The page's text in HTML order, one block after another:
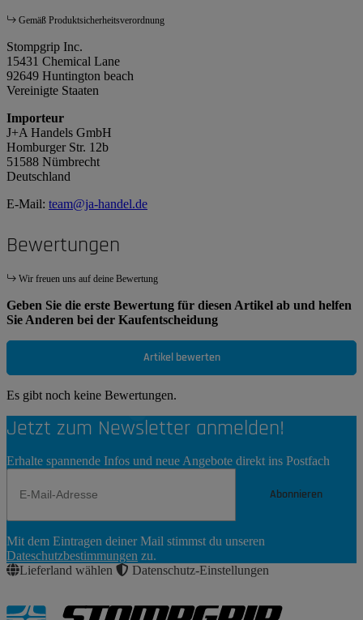
Gemäß Produktsicherheitsverordnung
Stompgrip Inc.
15431 Chemical Lane
92649 Huntington beach
Vereinigte Staaten
Importeur
J+A Handels GmbH
Homburger Str. 12b
51588 Nümbrecht
Deutschland
E-Mail: team@ja-handel.de
Bewertungen
Wir freuen uns auf deine Bewertung
Geben Sie die erste Bewertung für diesen Artikel ab und helfen
Sie Anderen bei der Kaufentscheidung
Artikel bewerten
Es gibt noch keine Bewertungen.
Jetzt zum Newsletter anmelden!
Erhalte spannende Infos und neue Angebote direkt ins Postfach
Abonnieren
Abonnieren
Mit dem Eintragen deiner Mail stimmst du unseren
Dateschutzbestimmungen zu.
Lieferland wählen
Datenschutz-Einstellungen